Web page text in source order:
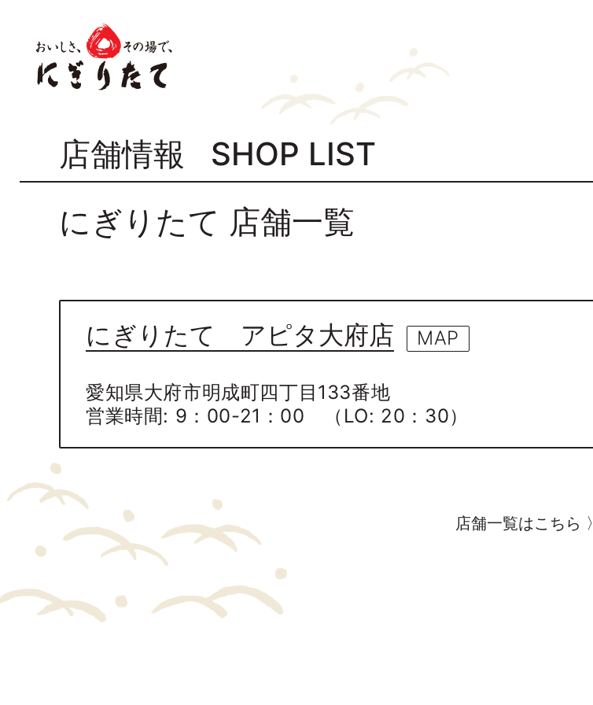
店舗情報 SHOP LIST
にぎりたて 店舗一覧
にぎりたて アピタ大府店 MAP
愛知県大府市明成町四丁目133番地
営業時間: 9：00-21：00 （LO: 20：30）
店舗一覧はこちら 〉